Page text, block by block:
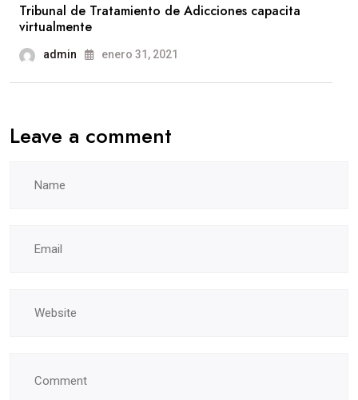
Tribunal de Tratamiento de Adicciones capacita
virtualmente
admin enero 31, 2021
Leave a comment